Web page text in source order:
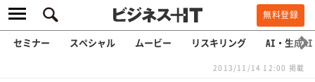
無料登録
セミナー スペシャル ムービー リスキリング AI・生成AI
2013/11/14 12:00 掲載